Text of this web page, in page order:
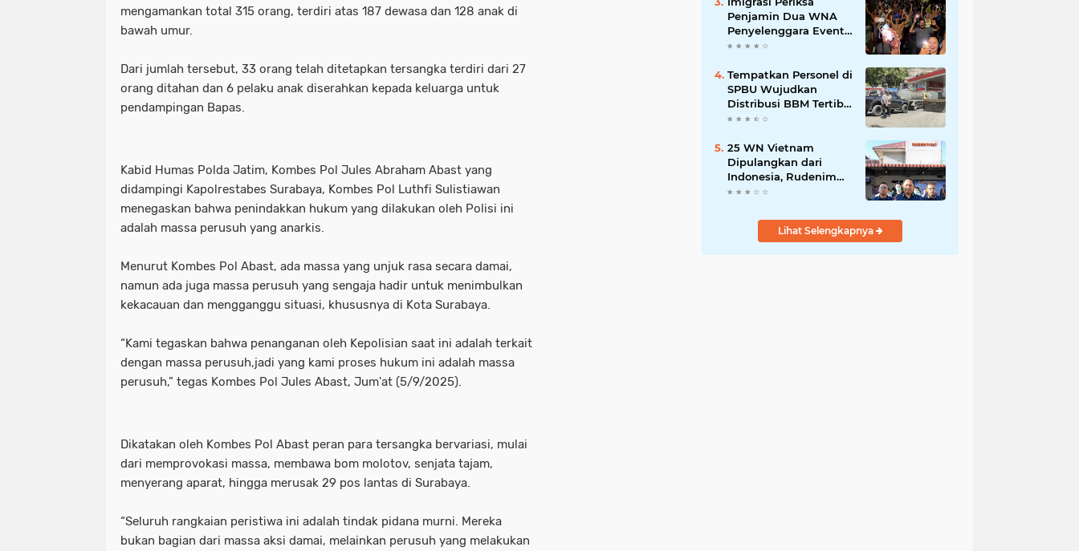
mengamankan total 315 orang, terdiri atas 187 dewasa dan 128 anak di
bawah umur.
Dari jumlah tersebut, 33 orang telah ditetapkan tersangka terdiri dari 27
orang ditahan dan 6 pelaku anak diserahkan kepada keluarga untuk
pendampingan Bapas.
Kabid Humas Polda Jatim, Kombes Pol Jules Abraham Abast yang
didampingi Kapolrestabes Surabaya, Kombes Pol Luthfi Sulistiawan
menegaskan bahwa penindakkan hukum yang dilakukan oleh Polisi ini
adalah massa perusuh yang anarkis.
Menurut Kombes Pol Abast, ada massa yang unjuk rasa secara damai,
namun ada juga massa perusuh yang sengaja hadir untuk menimbulkan
kekacauan dan mengganggu situasi, khususnya di Kota Surabaya.
“Kami tegaskan bahwa penanganan oleh Kepolisian saat ini adalah terkait
dengan massa perusuh,jadi yang kami proses hukum ini adalah massa
perusuh,” tegas Kombes Pol Jules Abast, Jum'at (5/9/2025).
Dikatakan oleh Kombes Pol Abast peran para tersangka bervariasi, mulai
dari memprovokasi massa, membawa bom molotov, senjata tajam,
menyerang aparat, hingga merusak 29 pos lantas di Surabaya.
“Seluruh rangkaian peristiwa ini adalah tindak pidana murni. Mereka
bukan bagian dari massa aksi damai, melainkan perusuh yang melakukan
Penjamin Dua WNA
Penyelenggara Event
Bali Silent Disco
‎Tempatkan Personel di
SPBU Wujudkan
Distribusi BBM Tertib
Hadirkan Kenyamanan
25 WN Vietnam
Dipulangkan dari
Indonesia, Rudenim
Tanjungpinang
Prosedur
Lihat Selengkapnya